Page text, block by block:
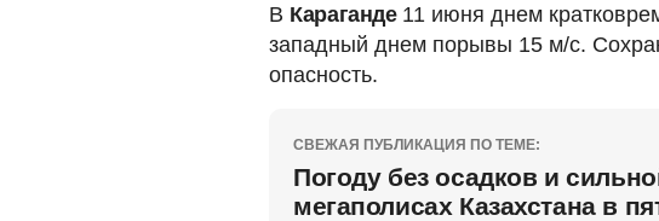
В Караганде 11 июня днем
западный днем порывы 15 м/с.
опасность.
СВЕЖАЯ ПУБЛИКАЦИЯ ПО ТЕМЕ:
Погоду без осадков и
мегаполисах Казахстана в